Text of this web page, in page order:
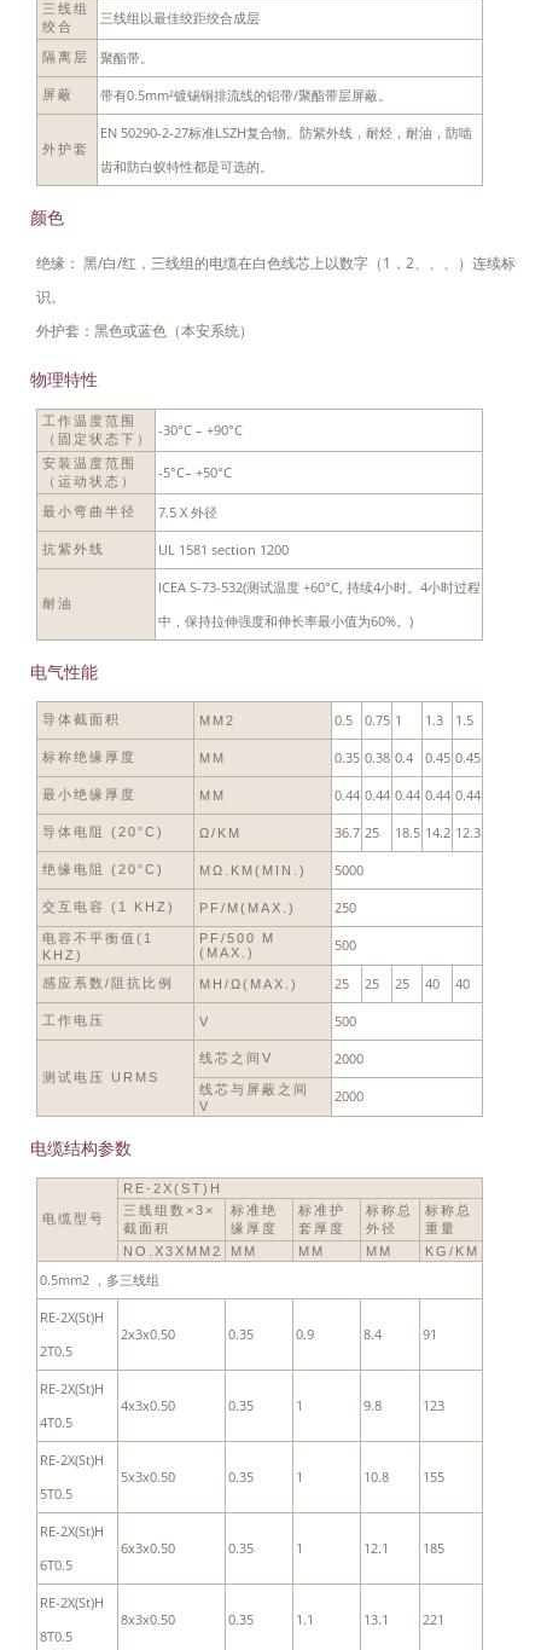
三线组
绞合
三线组以最佳绞距绞合成层
隔离层 聚酯带。
屏蔽 带有0.5mm²镀锡铜排流线的铝带/聚酯带层屏蔽。
外护套
EN 50290-2-27标准LSZH复合物。防紫外线，耐烃，耐油，防啮
齿和防白蚁特性都是可选的。
颜色
绝缘： 黑/白/红，三线组的电缆在白色线芯上以数字（1，2、、、）连续标
识。
外护套：黑色或蓝色（本安系统）
物理特性
工作温度范围
（固定状态下）
-30°C – +90°C
安装温度范围
（运动状态）
-5°C– +50°C
最小弯曲半径 7.5 X 外径
抗紫外线 UL 1581 section 1200
耐油
ICEA S-73-532(测试温度 +60°C, 持续4小时。4小时过程
中，保持拉伸强度和伸长率最小值为60%。)
电气性能
导体截面积 MM2 0.5 0.75 1 1.3 1.5
标称绝缘厚度 MM 0.35 0.38 0.4 0.45 0.45
最小绝缘厚度 MM 0.44 0.44 0.44 0.44 0.44
导体电阻 (20°C) Ω/KM 36.7 25 18.5 14.2 12.3
绝缘电阻 (20°C) MΩ.KM(MIN.) 5000
交互电容 (1 KHZ) PF/M(MAX.) 250
电容不平衡值(1
KHZ)
PF/500 M
(MAX.)
500
感应系数/阻抗比例 ΜH/Ω(MAX.) 25 25 25 40 40
工作电压 V 500
测试电压 URMS
线芯之间V 2000
线芯与屏蔽之间
V
2000
电缆结构参数
电缆型号
RE-2X(ST)H
三线组数×3×
截面积
标准绝
缘厚度
标准护
套厚度
标称总
外径
标称总
重量
NO.X3XMM2
MM MM MM KG/KM
0.5mm2 ，多三线组
RE-2X(St)H
2T0.5
2x3x0.50 0.35 0.9 8.4 91
RE-2X(St)H
4T0.5
4x3x0.50 0.35 1 9.8 123
RE-2X(St)H
5T0.5
5x3x0.50 0.35 1 10.8 155
RE-2X(St)H
6T0.5
6x3x0.50 0.35 1 12.1 185
RE-2X(St)H
8T0.5
8x3x0.50 0.35 1.1 13.1 221